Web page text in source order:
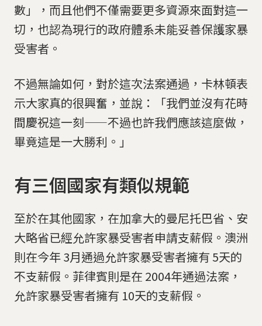
數」，而且他們不僅需要更多資源來面對這一
切，也認為現行的政府體系未能妥善保護家暴
受害者。
不過無論如何，對於這次法案通過，卡林頓表
示大家真的很興奮，並說：「我們並沒有花時
間慶祝這一刻——不過也許我們應該這麼做，
畢竟這是一大勝利。」
有三個國家有類似規範
至於在其他國家，在加拿大的曼尼托巴省、安
大略省已經允許家暴受害者申請支薪假。澳洲
則在今年 3月通過允許家暴受害者擁有 5天的
不支薪假。菲律賓則是在 2004年通過法案，
允許家暴受害者擁有 10天的支薪假。